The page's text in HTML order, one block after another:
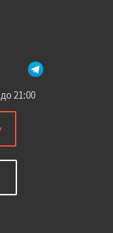
21:00